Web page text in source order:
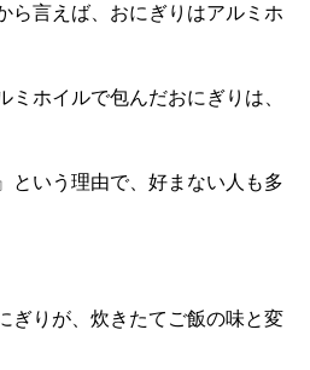
ら言えば、おにぎりはアルミホ
ホイルで包んだおにぎりは、
という理由で、好まない人も多
ぎりが、炊きたてご飯の味と変